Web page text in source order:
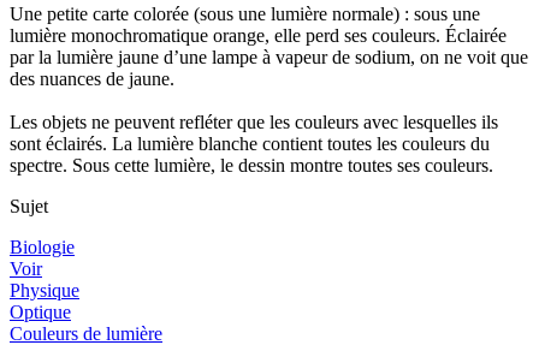
Une petite carte colorée (sous une lumière normale) : sous une
lumière monochromatique orange, elle perd ses couleurs. Éclairée
par la lumière jaune d’une lampe à vapeur de sodium, on ne voit que
des nuances de jaune.
Les objets ne peuvent refléter que les couleurs avec lesquelles ils
sont éclairés. La lumière blanche contient toutes les couleurs du
spectre. Sous cette lumière, le dessin montre toutes ses couleurs.
Sujet
Biologie
Voir
Physique
Optique
Couleurs de lumière